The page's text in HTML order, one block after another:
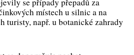
místech u silnic a na
turisty, např. u botanické zahrady